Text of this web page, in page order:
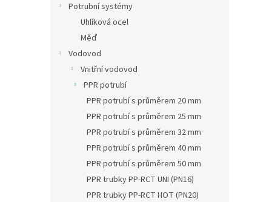
Potrubní systémy
Uhlíková ocel
Měď
Vodovod
Vnitřní vodovod
PPR potrubí
PPR potrubí s průměrem 20 mm
PPR potrubí s průměrem 25 mm
PPR potrubí s průměrem 32 mm
PPR potrubí s průměrem 40 mm
PPR potrubí s průměrem 50 mm
PPR trubky PP-RCT UNI (PN16)
PPR trubky PP-RCT HOT (PN20)